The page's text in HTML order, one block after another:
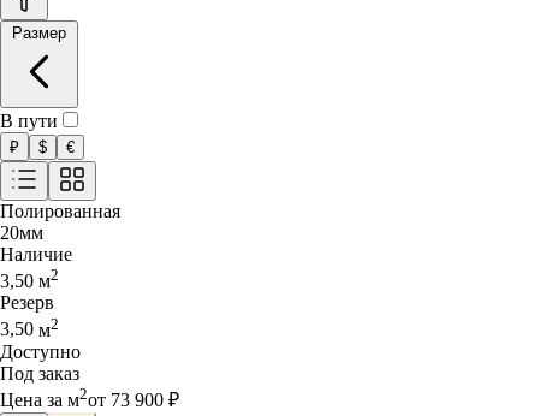
В пути
₽ $ €
Полированная
20мм
Наличие
3,50 м2
Резерв
3,50 м2
Доступно
Под заказ
Цена за м2от 73 900 ₽